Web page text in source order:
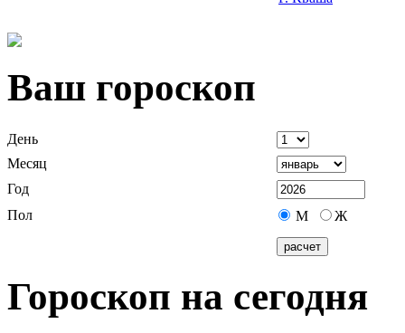
Ваш гороскоп
День
Месяц
Год
Пол
М Ж
Гороскоп на сегодня